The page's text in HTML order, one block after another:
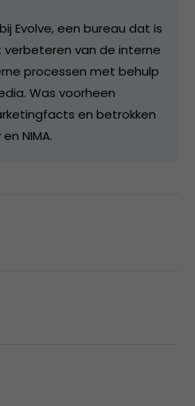
Evolve, een bureau dat is
van de interne
processen met behulp
Was voorheen
en betrokken
NIMA.